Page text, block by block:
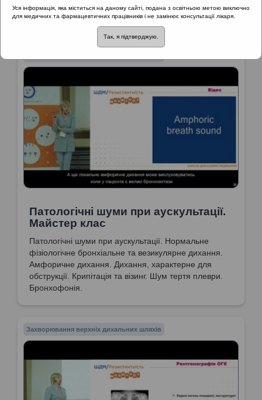
Рубрика:
12 Хвороби органів дихання
Патологічні шуми при аускультації.
Майстер клас
Патологічні шуми при аускультації. Нормальне
фізіологічне бронхіальне та везикулярне дихання.
Амфоричне дихання. Дихання, характерне для
обструкції. Крипітація та візинг. Шум тертя плеври.
Бронхофонія.
Захворювання верхніх дихальних шляхів
Уся інформація, яка міститься на даному сайті, подана з освітньою метою виключно
для медичних та фармацевтичних працівників і не замінює консультації лікаря.
Так, я підтверджую.